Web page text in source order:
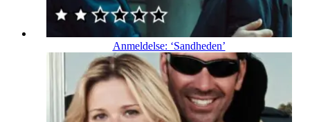
Anmeldelse: ‘Sandheden’